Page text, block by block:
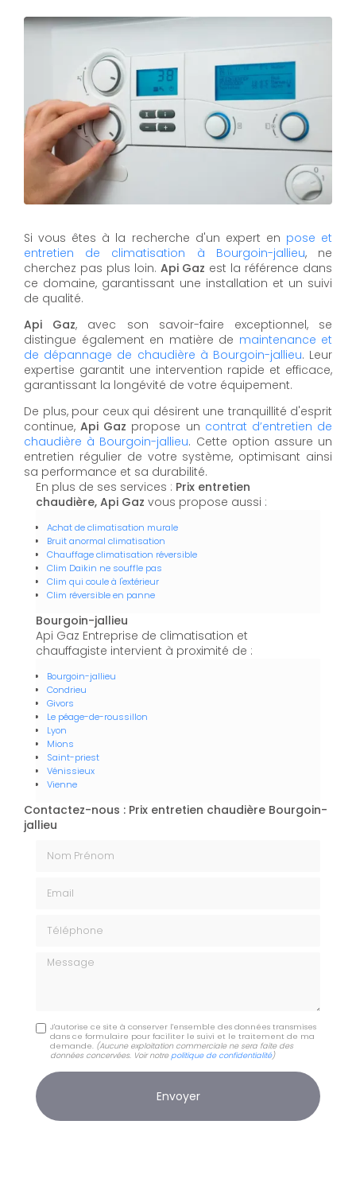
Si vous êtes à la recherche d'un expert en pose et
entretien de climatisation à Bourgoin-jallieu, ne
cherchez pas plus loin. Api Gaz est la référence dans
ce domaine, garantissant une installation et un suivi
de qualité.
Api Gaz, avec son savoir-faire exceptionnel, se
distingue également en matière de maintenance et
de dépannage de chaudière à Bourgoin-jallieu. Leur
expertise garantit une intervention rapide et efficace,
garantissant la longévité de votre équipement.
De plus, pour ceux qui désirent une tranquillité d'esprit
continue,Api Gaz propose un contrat d’entretien de
chaudière à Bourgoin-jallieu. Cette option assure un
entretien régulier de votre système, optimisant ainsi
sa performance et sa durabilité.
En plus de ses services : Prix entretien
chaudière, Api Gaz vous propose aussi :
Achat de climatisation murale
Bruit anormal climatisation
Chauffage climatisation réversible
Clim Daikin ne souffle pas
Clim qui coule à l'extérieur
Clim réversible en panne
Bourgoin-jallieu
Api Gaz Entreprise de climatisation et
chauffagiste intervient à proximité de :
Bourgoin-jallieu
Condrieu
Givors
Le péage-de-roussillon
Lyon
Mions
Saint-priest
Vénissieux
Vienne
Contactez-nous : Prix entretien chaudière Bourgoin-
jallieu
Message
J'autorise ce site à conserver l'ensemble des données transmises
dans ce formulaire pour faciliter le suivi et le traitement de ma
demande. (Aucune exploitation commerciale ne sera faite des
données concervées. Voir notrepolitique de confidentialité)